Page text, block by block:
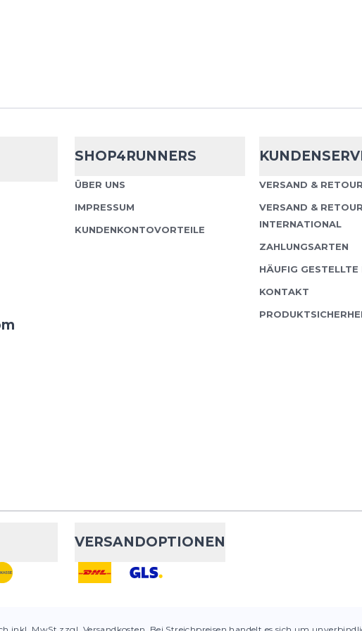
SHOP4RUNNERS
ÜBER UNS
IMPRESSUM
KUNDENKONTOVORTEILE
VERSAND &
VERSAND &
INTERNATIONAL
ZAHLUNGSARTEN
HÄUFIG GESTELLTE
KONTAKT
VERSANDOPTIONEN